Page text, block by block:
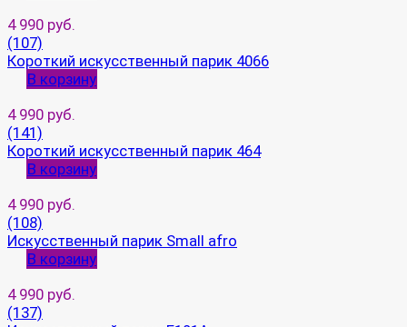
4 990 руб.
(107)
Короткий искусственный парик 4066
В корзину
4 990 руб.
(141)
Короткий искусственный парик 464
В корзину
4 990 руб.
(108)
Искусственный парик Small afro
В корзину
4 990 руб.
(137)